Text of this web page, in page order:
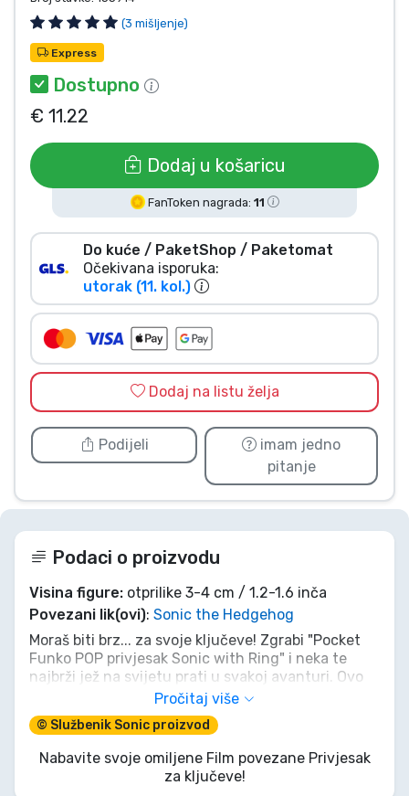
(3 mišljenje)
Express
Dostupno
€ 11.22
Dodaj u košaricu
FanToken nagrada: 11
Do kuće / PaketShop / Paketomat
Očekivana isporuka:
utorak (11. kol.)
Dodaj na listu želja
Podijeli
imam jedno
pitanje
Podaci o proizvodu
Visina figure: otprilike 3-4 cm / 1.2-1.6 inča
Povezani lik(ovi): Sonic the Hedgehog
Moraš biti brz... za svoje ključeve! Zgrabi "Pocket
Funko POP privjesak Sonic with Ring" i neka te
najbrži jež na svijetu prati u svakoj avanturi. Ovo
minijaturno čudo, zajedno sa zlatnim prstenom,
nije samo fora dodatak; to je dnevna doza
nostalgije i supersoničnog šarma. Pričvrsti Sonica
na torbu ili ključeve i spremi se skupljati
komplimente brže nego što on skuplja prstenove.
Zavrti se do ovog legendarnog komada!
Pročitaj više
© Službenik Sonic proizvod
Nabavite svoje omiljene Film povezane Privjesak
za ključeve!
Glazbeni proizvodi
Vrste proizvoda